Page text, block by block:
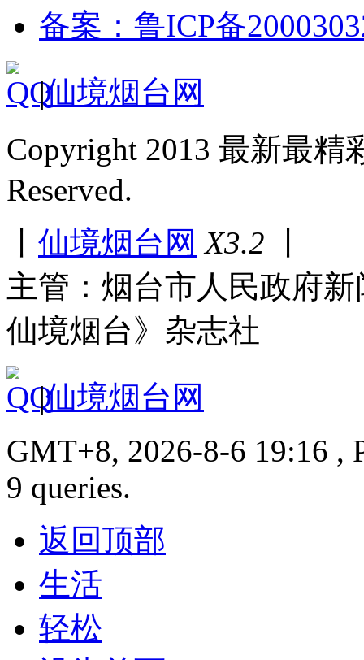
备案：鲁ICP备
|仙境烟台网
Copyright 2013 最新最
Reserved.
仙境烟台网 X3.2
主管：烟台市人民政府
仙境烟台》杂志社
|仙境烟台网
GMT+8, 2026-8-6 19:16 ,
9 queries.
返回顶部
生活
轻松